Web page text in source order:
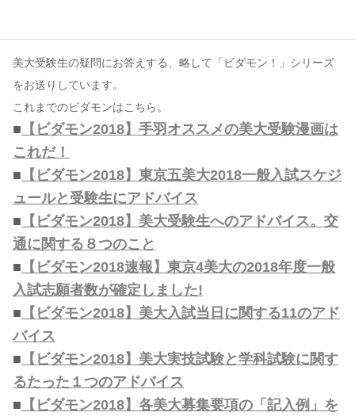
美大受験生の疑問にお答えする、略して「ビダモン！」シリーズ
をお送りしています。
これまでのビダモンはこちら。
■ 【ビダモン2018】手羽オススメの美大受験漫画は
これだ！
■ 【ビダモン2018】東京五美大2018一般入試スケジ
ュールと受験生にアドバイス
■ 【ビダモン2018】美大受験生へのアドバイス。交
通に関する８つのこと
■ 【ビダモン2018速報】東京4美大の2018年度一般
入試志願者数が確定しました!
■ 【ビダモン2018】美大入試当日に関する11のアド
バイス
■ 【ビダモン2018】美大実技試験と学科試験に関す
るたった１つのアドバイス
■ 【ビダモン2018】各美大募集要項の「記入例」を
コンテンツ
このサイトについて
お問い合わせ